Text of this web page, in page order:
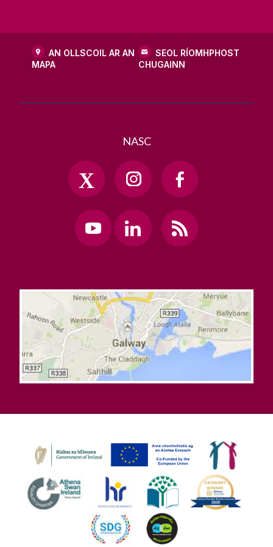
AN OLLSCOIL AR AN
MAPA
SEOL RÍOMHPHOST
CHUGAINN
NASC